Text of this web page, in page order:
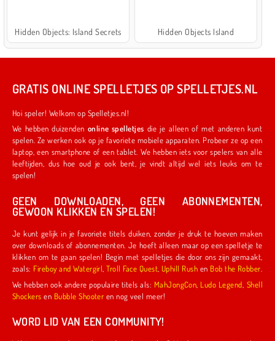
Hidden Objects: Island Secrets Hidden Objects Island
GRATIS ONLINE SPELLETJES OP SPELLETJES.NL
Hoi speler! Welkom op Spelletjes.nl!
We hebben duizenden online spelletjes die je alleen of met anderen kunt
spelen. Ze werken ook op je favoriete mobiele apparaten. Probeer ze op een
laptop, een smartphone of een tablet. We hebben iets voor spelers van alle
leeftijden, dus hoe oud je ook bent, je vindt altijd wel iets leuks om te
spelen!
GEEN DOWNLOADEN, GEEN ABONNEMENTEN,
GEWOON KLIKKEN EN SPELEN!
Je kunt gelijk in je favoriete titels duiken, zonder je druk te hoeven maken
over downloads of abonnementen. Je hoeft alleen maar op een spelletje te
klikken om te gaan spelen! Begin met spelletjes die door ons zijn gemaakt,
zoals:
Fireboy and Watergirl ,Troll Face Quest Uphill Rush en Bob the Robber
We hebben ook andere populaire titels als: MahJongCon Ludo Legend Shell
Shockers en Bubble Shooter en nog veel meer!
WORD LID VAN EEN COMMUNITY!